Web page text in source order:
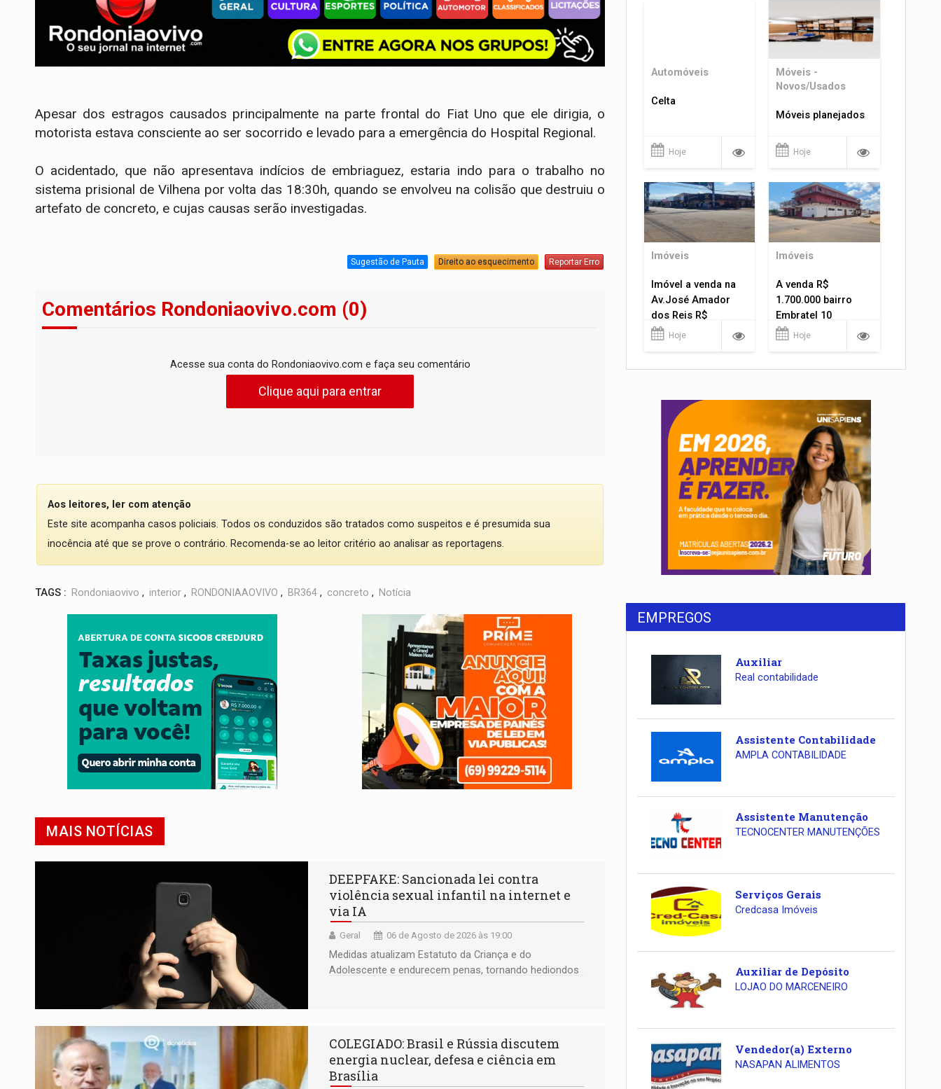
Apesar dos estragos causados principalmente na parte frontal do Fiat Uno que ele dirigia, o
motorista estava consciente ao ser socorrido e levado para a emergência do Hospital Regional.
O acidentado, que não apresentava indícios de embriaguez, estaria indo para o trabalho no
sistema prisional de Vilhena por volta das 18:30h, quando se envolveu na colisão que destruiu o
artefato de concreto, e cujas causas serão investigadas.
Sugestão de Pauta Direito ao esquecimento Reportar Erro
Comentários Rondoniaovivo.com (0)
Acesse sua conta do Rondoniaovivo.com e faça seu comentário
Clique aqui para entrar
Aos leitores, ler com atenção
Este site acompanha casos policiais. Todos os conduzidos são tratados como suspeitos e é presumida sua
inocência até que se prove o contrário. Recomenda-se ao leitor critério ao analisar as reportagens.
TAGS : Rondoniaovivo , interior , RONDONIAAOVIVO , BR364 , concreto , Notícia
MAIS NOTÍCIAS
DEEPFAKE: Sancionada lei contra
violência sexual infantil na internet e
via IA
Geral 06 de Agosto de 2026 às 19:00
Medidas atualizam Estatuto da Criança e do
Adolescente e endurecem penas, tornando hediondos
COLEGIADO: Brasil e Rússia discutem
energia nuclear, defesa e ciência em
Brasília
Automóveis
Celta
Hoje
Móveis -
Novos/Usados
Móveis planejados
Hoje
Imóveis
Imóvel a venda na
Av.José Amador
dos Reis R$
1.400.000
Hoje
Imóveis
A venda R$
1.700.000 bairro
Embratel 10
apartamentos!
Hoje
EMPREGOS
Auxiliar
Real contabilidade
Assistente Contabilidade
AMPLA CONTABILIDADE
Assistente Manutenção
TECNOCENTER MANUTENÇÕES
Serviços Gerais
Credcasa Imóveis
Auxiliar de Depósito
LOJAO DO MARCENEIRO
Vendedor(a) Externo
NASAPAN ALIMENTOS